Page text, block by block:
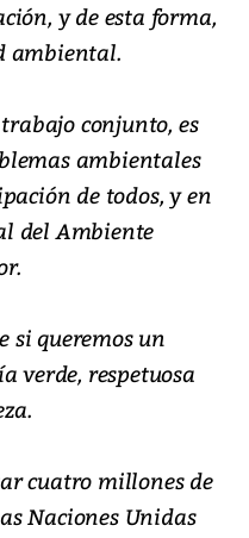
y de esta forma,
ambiental.
conjunto, es
ambientales
de todos, y en
del Ambiente
si queremos un
verde, respetuosa
cuatro millones de
Naciones Unidas